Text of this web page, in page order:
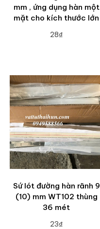
mm , ứng dụng hàn một
mặt cho kích thước lớn
28₫
Sứ lót đường hàn rãnh 9
(10) mm WT102 thùng
36 mét
23₫